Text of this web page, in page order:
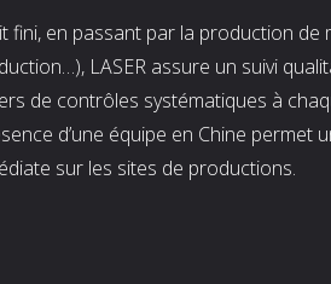
fini, en passant par la production de
LASER assure un suivi
de contrôles systématiques à
d’une équipe en Chine permet
sur les sites de productions.